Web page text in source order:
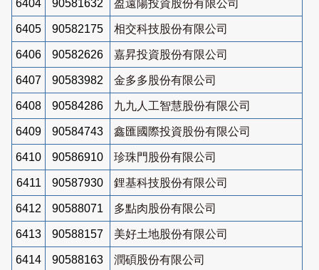
6404 90581632 盈遠陽投資股份有限公司
6405 90582175 相交科技股份有限公司
6406 90582626 嘉昇投資股份有限公司
6407 90583982 金多多股份有限公司
6408 90584286 九九人工智慧股份有限公司
6409 90584743 鑫匯國際投資股份有限公司
6410 90586910 珍珠門股份有限公司
6411 90587930 鋰基科技股份有限公司
6412 90588071 多點肉股份有限公司
6413 90588157 美好土地股份有限公司
6414 90588163 潤碩股份有限公司